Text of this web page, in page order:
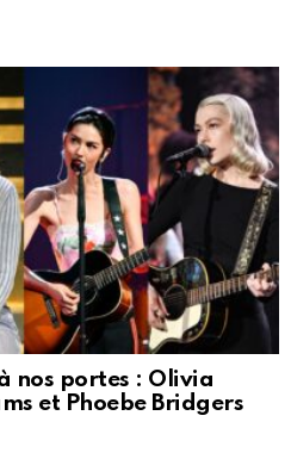
nos portes : Olivia
et Phoebe Bridgers